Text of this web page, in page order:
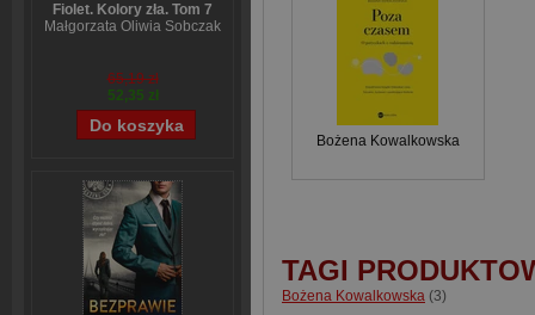
Fiolet. Kolory zła. Tom 7
Małgorzata Oliwia Sobczak
65,19 zł
52,35 zł
Bożena Kowalkowska
TAGI
Bożena Kowalkowska (3)